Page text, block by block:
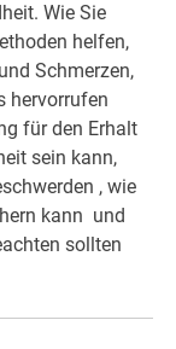
Wie Sie
helfen,
Schmerzen,
hervorrufen
für den Erhalt
sein kann,
, wie
kann und
sollten